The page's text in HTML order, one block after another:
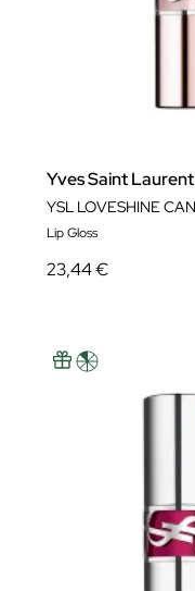
Yves Saint Laurent
Lip Gloss
23,44 €